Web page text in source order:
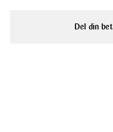
Del din